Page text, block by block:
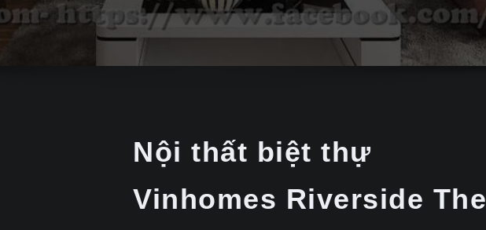
Nội thất biệt thự
Vinhomes Riverside The